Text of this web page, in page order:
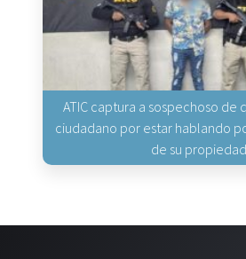
ATIC captura a sospechoso de
ciudadano por estar hablando
de su propiedad